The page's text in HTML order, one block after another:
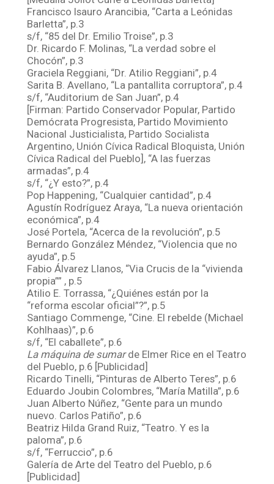
Francisco Isauro Arancibia, “Carta a Leónidas
Barletta”, p.3
s/f, “85 del Dr. Emilio Troise”, p.3
Dr. Ricardo F. Molinas, “La verdad sobre el
Chocón”, p.3
Graciela Reggiani, “Dr. Atilio Reggiani”, p.4
Sarita B. Avellano, “La pantallita corruptora”, p.4
s/f, “Auditorium de San Juan”, p.4
[Firman: Partido Conservador Popular, Partido
Demócrata Progresista, Partido Movimiento
Nacional Justicialista, Partido Socialista
Argentino, Unión Cívica Radical Bloquista, Unión
Cívica Radical del Pueblo], “A las fuerzas
armadas”, p.4
s/f, “¿Y esto?”, p.4
Pop Happening, “Cualquier cantidad”, p.4
Agustín Rodríguez Araya, “La nueva orientación
económica”, p.4
José Portela, “Acerca de la revolución”, p.5
Bernardo González Méndez, “Violencia que no
ayuda”, p.5
Fabio Álvarez Llanos, “Via Crucis de la “vivienda
propia”” , p.5
Atilio E. Torrassa, “¿Quiénes están por la
“reforma escolar oficial”?”, p.5
Santiago Commenge, “Cine. El rebelde (Michael
Kohlhaas)”, p.6
s/f, “El caballete”, p.6
La máquina de sumarde Elmer Rice en el Teatro
del Pueblo, p.6 [Publicidad]
Ricardo Tinelli, “Pinturas de Alberto Teres”, p.6
Eduardo Joubin Colombres, “María Matilla”, p.6
Juan Alberto Núñez, “Gente para un mundo
nuevo. Carlos Patiño”, p.6
Beatriz Hilda Grand Ruiz, “Teatro. Y es la
paloma”, p.6
s/f, “Ferruccio”, p.6
Galería de Arte del Teatro del Pueblo, p.6
[Publicidad]